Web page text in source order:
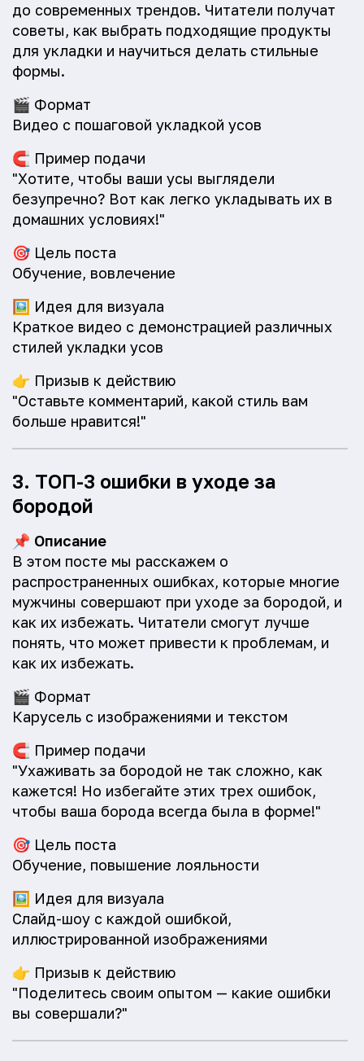
до современных трендов. Читатели получат
советы, как выбрать подходящие продукты
для укладки и научиться делать стильные
формы.
🎬 Формат
Видео с пошаговой укладкой усов
🧲 Пример подачи
"Хотите, чтобы ваши усы выглядели
безупречно? Вот как легко укладывать их в
домашних условиях!"
🎯 Цель поста
Обучение, вовлечение
🖼️ Идея для визуала
Краткое видео с демонстрацией различных
стилей укладки усов
👉 Призыв к действию
"Оставьте комментарий, какой стиль вам
больше нравится!"
3. ТОП-3 ошибки в уходе за
бородой
📌 Описание
В этом посте мы расскажем о
распространенных ошибках, которые многие
мужчины совершают при уходе за бородой, и
как их избежать. Читатели смогут лучше
понять, что может привести к проблемам, и
как их избежать.
🎬 Формат
Карусель с изображениями и текстом
🧲 Пример подачи
"Ухаживать за бородой не так сложно, как
кажется! Но избегайте этих трех ошибок,
чтобы ваша борода всегда была в форме!"
🎯 Цель поста
Обучение, повышение лояльности
🖼️ Идея для визуала
Слайд-шоу с каждой ошибкой,
иллюстрированной изображениями
👉 Призыв к действию
"Поделитесь своим опытом — какие ошибки
вы совершали?"